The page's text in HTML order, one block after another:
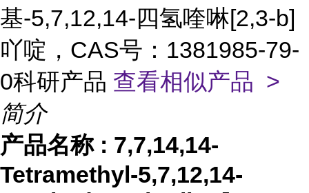
基-5,7,12,14-四氢喹啉[2,3-b]
吖啶，CAS号：1381985-79-
0科研产品 查看相似产品 >
简介
产品名称 : 7,7,14,14-
Tetramethyl-5,7,12,14-